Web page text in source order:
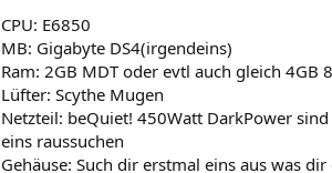
CPU: E6850
MB: Gigabyte DS4(irgendeins)
Ram: 2GB MDT oder evtl auch gleich 4GB
Lüfter: Scythe Mugen
Netzteil: beQuiet! 450Watt DarkPower
eins raussuchen
Gehäuse: Such dir erstmal eins aus was